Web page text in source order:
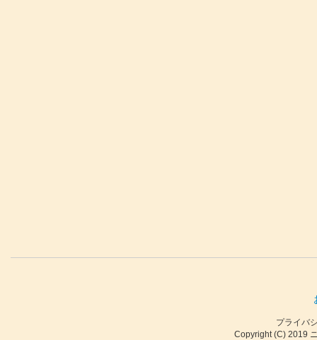
プライバ
Copyright (C) 2019